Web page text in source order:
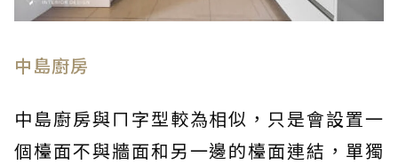
中島廚房
中島廚房與ㄇ字型較為相似，只是會設置一
個檯面不與牆面和另一邊的檯面連結，單獨